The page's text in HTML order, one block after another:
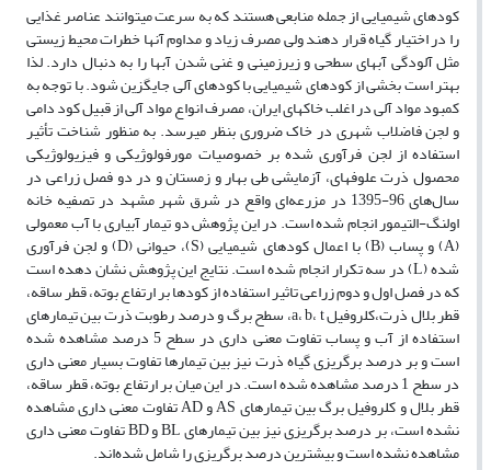
کودهای شیمیایی از جمله منابعی هستند که به سرعت می‏توانند عناصر غذایی
را در اختیار گیاه قرار دهند ولی مصرف زیاد و مداوم آنها خطرات محیط زیستی
مثل آلودگی آب‏های سطحی و زیرزمینی و غنی شدن آب‏ها را به دنبال دارد. لذا
بهتر است بخشی از کودهای شیمیایی با کودهای آلی جایگزین شود. با توجه به
کمبود مواد آلی در اغلب خاک‏های ایران، مصرف انواع مواد آلی از قبیل کود دامی
و لجن فاضلاب شهری در خاک ضروری بنظر می‏رسد. به منظور شناخت تأثیر
استفاده از لجن فرآوری شده بر خصوصیات مورفولوژیکی و فیزیولوژیکی
محصول ذرت علوفه‏ای، آزمایشی طی بهار و زمستان و در دو فصل زراعی در
سال‌های 96-1395 در مزرعه‌ای واقع در شرق شهر مشهد در تصفیه خانه
اولنگ-التیمور انجام شده است. در این پژوهش دو تیمار آبیاری با آب معمولی
(A) و پساب (B) با اعمال کودهای شیمیایی (S)، حیوانی (D) و لجن فرآوری
شده (L) در سه تکرار انجام شده است. نتایج این پژوهش نشان دهده است
که در فصل اول و دوم زراعی تاثیر استفاده از کودها بر ارتفاع بوته، قطر ساقه،
قطر بلال ذرت،کلروفیل a، b، t، سطح برگ و درصد رطوبت ذرت بین تیمارهای
استفاده از آب و پساب تفاوت معنی داری در سطح 5 درصد مشاهده شده
است و بر درصد برگریزی گیاه ذرت نیز بین تیمارها تفاوت بسیار معنی داری
در سطح 1 درصد مشاهده شده است. در این میان بر ارتفاع بوته، قطر ساقه،
قطر بلال و کلروفیل برگ بین تیمارهای AS و AD تفاوت معنی داری مشاهده
نشده است، بر درصد برگریزی نیز بین تیمارهای BL و BD تفاوت معنی داری
مشاهده نشده است و بیشترین درصد برگریزی را شامل شده‌‌اند.